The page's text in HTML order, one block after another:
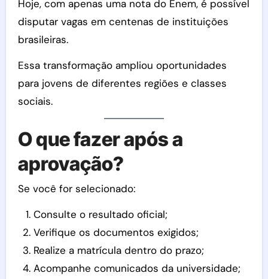
Hoje, com apenas uma nota do Enem, é possível
disputar vagas em centenas de instituições
brasileiras.
Essa transformação ampliou oportunidades
para jovens de diferentes regiões e classes
sociais.
O que fazer após a
aprovação?
Se você for selecionado:
Consulte o resultado oficial;
Verifique os documentos exigidos;
Realize a matrícula dentro do prazo;
Acompanhe comunicados da universidade;